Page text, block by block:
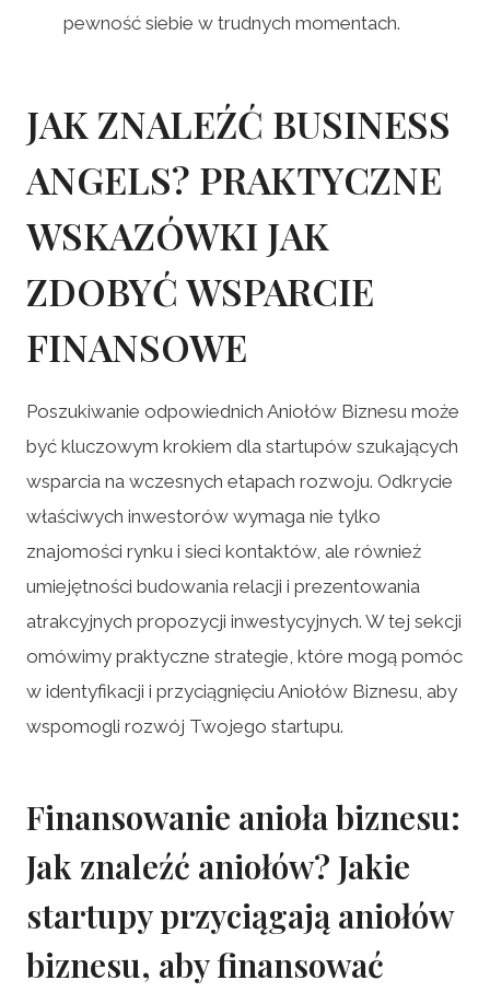
pewność siebie w trudnych momentach.
JAK ZNALEŹĆ BUSINESS
ANGELS? PRAKTYCZNE
WSKAZÓWKI JAK
ZDOBYĆ WSPARCIE
FINANSOWE
Poszukiwanie odpowiednich Aniołów Biznesu może
być kluczowym krokiem dla startupów szukających
wsparcia na wczesnych etapach rozwoju. Odkrycie
właściwych inwestorów wymaga nie tylko
znajomości rynku i sieci kontaktów, ale również
umiejętności budowania relacji i prezentowania
atrakcyjnych propozycji inwestycyjnych. W tej sekcji
omówimy praktyczne strategie, które mogą pomóc
w identyfikacji i przyciągnięciu Aniołów Biznesu, aby
wspomogli rozwój Twojego startupu.
Finansowanie anioła biznesu:
Jak znaleźć aniołów? Jakie
startupy przyciągają aniołów
biznesu, aby finansować